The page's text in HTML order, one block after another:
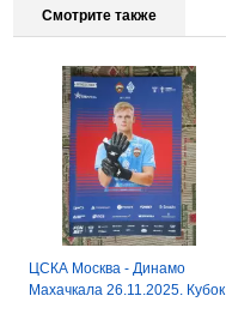
Смотрите также
ЦСКА Москва - Динамо
Махачкала 26.11.2025. Кубок